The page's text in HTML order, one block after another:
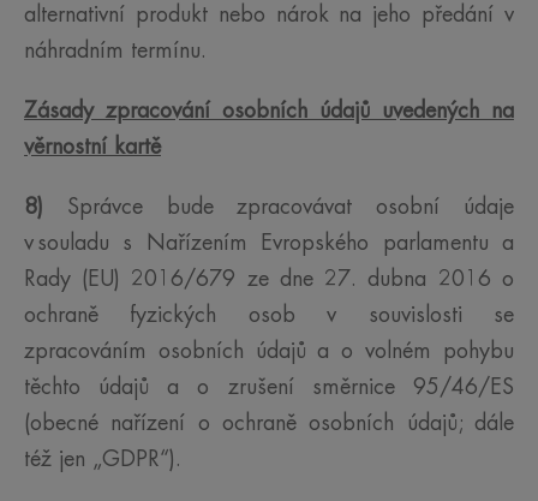
alternativní produkt nebo nárok na jeho předání v
náhradním termínu.
Zásady zpracování osobních údajů uvedených na
věrnostní kartě
8) Správce bude zpracovávat osobní údaje
v souladu s Nařízením Evropského parlamentu a
Rady (EU) 2016/679 ze dne 27. dubna 2016 o
ochraně fyzických osob v souvislosti se
zpracováním osobních údajů a o volném pohybu
těchto údajů a o zrušení směrnice 95/46/ES
(obecné nařízení o ochraně osobních údajů; dále
též jen „GDPR“).